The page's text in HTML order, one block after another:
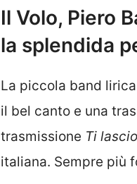
Il Volo, Piero
la splendida
La piccola band
il bel canto e una
trasmissione Ti
italiana. Sempre più